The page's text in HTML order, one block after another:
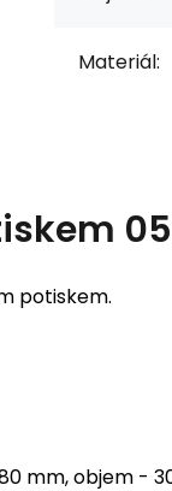
Materiál:
potiskem.
mm, objem -